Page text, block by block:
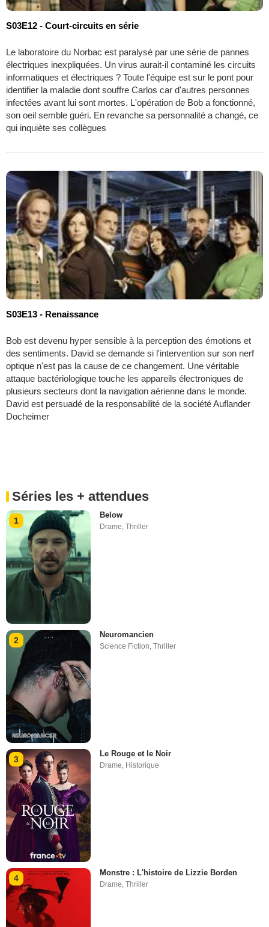
S03E12 - Court-circuits en série
Le laboratoire du Norbac est paralysé par une série de pannes
électriques inexpliquées. Un virus aurait-il contaminé les circuits
informatiques et électriques ? Toute l'équipe est sur le pont pour
identifier la maladie dont souffre Carlos car d'autres personnes
infectées avant lui sont mortes. L'opération de Bob a fonctionné,
son oeil semble guéri. En revanche sa personnalité a changé, ce
qui inquiète ses collègues
S03E13 - Renaissance
Bob est devenu hyper sensible à la perception des émotions et
des sentiments. David se demande si l'intervention sur son nerf
optique n'est pas la cause de ce changement. Une véritable
attaque bactériologique touche les appareils électroniques de
plusieurs secteurs dont la navigation aérienne dans le monde.
David est persuadé de la responsabilité de la société Auflander
Docheimer
Séries les + attendues
1
Below
Drame,Thriller
2
Neuromancien
Science Fiction ,Thriller
3
Le Rouge et le Noir
Drame, Historique
4
Monstre : L'histoire de Lizzie Borden
Drame,Thriller